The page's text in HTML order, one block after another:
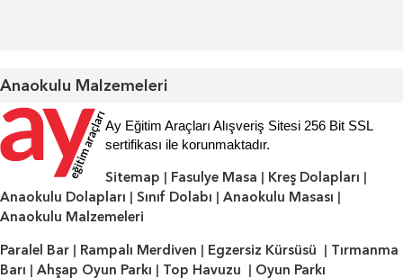
Anaokulu Malzemeleri
Ay Eğitim Araçları Alışveriş Sitesi 256 Bit SSL
sertifikası ile korunmaktadır.
Sitemap | Fasulye Masa | Kreş Dolapları |
Anaokulu Dolapları | Sınıf Dolabı | Anaokulu Masası |
Anaokulu Malzemeleri
Paralel Bar | Rampalı Merdiven | Egzersiz Kürsüsü | Tırmanma
Barı | Ahşap Oyun Parkı | Top Havuzu | Oyun Parkı